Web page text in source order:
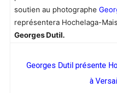
soutien au photographe
représentera Hochelaga-
Georges Dutil.
Georges Dutil présente
à